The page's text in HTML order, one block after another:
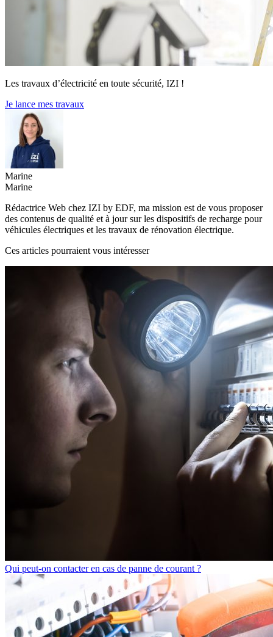
Les travaux d’électricité en toute sécurité, IZI !
Je lance mes travaux
Marine
Marine
Rédactrice Web chez IZI by EDF, ma mission est de vous proposer
des contenus de qualité et à jour sur les dispositifs de recharge pour
véhicules électriques et les travaux de rénovation électrique.
Ces articles pourraient vous intéresser
Qui peut-on contacter en cas de panne de courant ?